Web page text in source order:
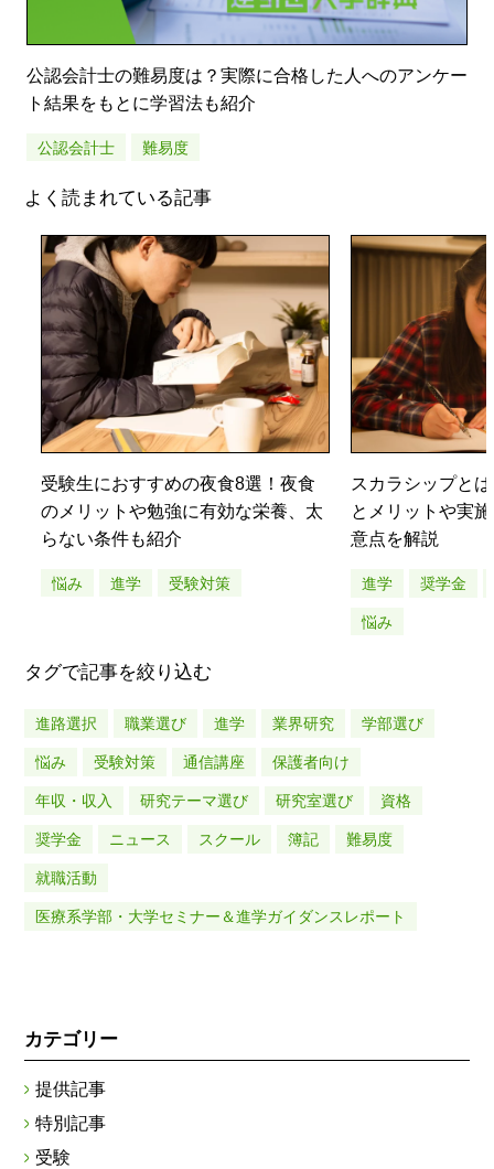
公認会計士の難易度は？実際に合格した人へのアンケー
ト結果をもとに学習法も紹介
公認会計士 難易度
よく読まれている記事
受験生におすすめの夜食8選！夜食
のメリットや勉強に有効な栄養、太
らない条件も紹介
悩み 進学 受験対策
スカラシップと
とメリットや実
意点を解説
進学 奨学金
悩み
タグで記事を絞り込む
進路選択 職業選び 進学 業界研究 学部選び
悩み 受験対策 通信講座 保護者向け
年収・収入 研究テーマ選び 研究室選び 資格
奨学金 ニュース スクール 簿記 難易度
就職活動
医療系学部・大学セミナー＆進学ガイダンスレポート
カテゴリー
提供記事
特別記事
受験